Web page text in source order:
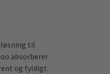
løsning til
absorberer
og fyldigt.